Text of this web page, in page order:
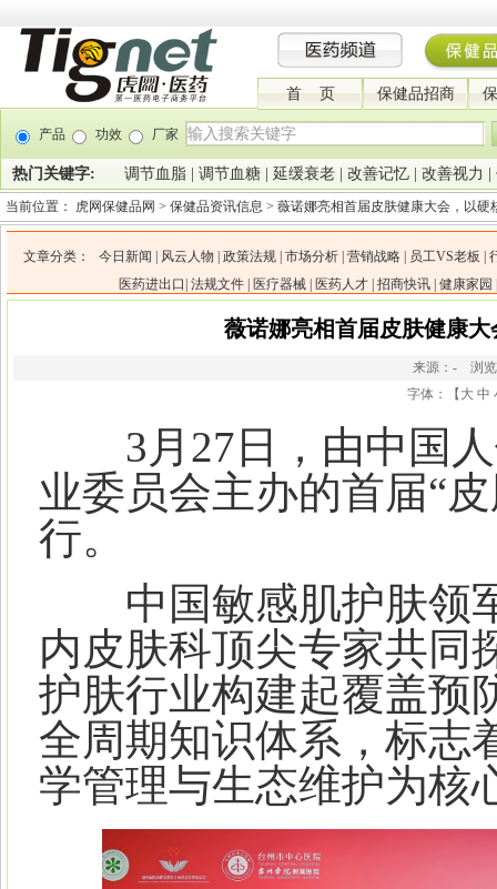
首 页 保健品招商
产品 功效 厂家
热门关键字: 调节血脂 调节血糖 延缓衰老 改善记忆 改善视力
当前位置： 虎网保健品网 > 保健品资讯信息 > 薇诺娜亮相首届皮肤健康大会，以硬
文章分类： 今日新闻 风云人物 政策法规 市场分析 营销战略 员工VS老板
医药进出口 法规文件 医疗器械 医药人才 招商快讯 健康家园
薇诺娜亮相首届皮肤健康
来源：- 浏
字体：【 大 中
3月27日，由中国人
业委员会主办的首届“
行。
中国敏感肌护肤领
内皮肤科顶尖专家共同
护肤行业构建起覆盖预
全周期知识体系，标志
学管理与生态维护为核